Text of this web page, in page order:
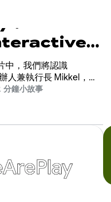
神話帶給全
中，我們將認識
人兼執行長 Mikkel，一
和遊戲幕後團隊的成
分鐘小故事